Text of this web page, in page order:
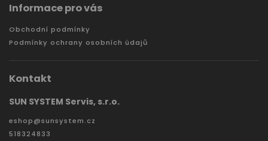
Informace pro vás
Obchodní podmínky
Podmínky ochrany osobních údajů
Kontakt
SUN SYSTEM Servis, s.r.o.
eshop@sunsystem.cz
518324833